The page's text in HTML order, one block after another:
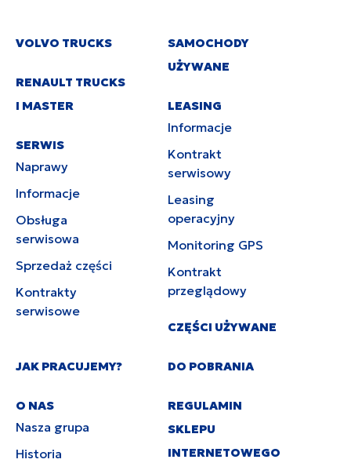
VOLVO TRUCKS
RENAULT TRUCKS
I MASTER
SERWIS
Naprawy
Informacje
Obsługa
serwisowa
Sprzedaż części
Kontrakty
serwisowe
SAMOCHODY
UŻYWANE
LEASING
Informacje
Kontrakt
serwisowy
Leasing
operacyjny
Monitoring GPS
Kontrakt
przeglądowy
CZĘŚCI UŻYWANE
JAK PRACUJEMY?
O NAS
Nasza grupa
Historia
DO POBRANIA
REGULAMIN
SKLEPU
INTERNETOWEGO